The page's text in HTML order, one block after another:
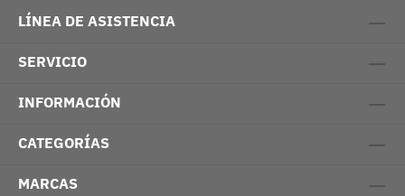
LÍNEA DE ASISTENCIA
SERVICIO
INFORMACIÓN
CATEGORÍAS
MARCAS